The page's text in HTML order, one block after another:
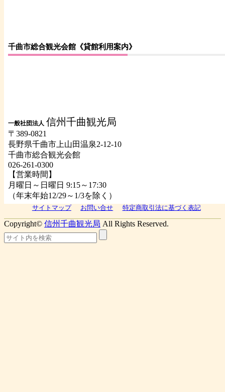
千曲市総合観光会館《貸館利用案内》
一般社団法人 信州千曲観光局
〒389-0821
長野県千曲市上山田温泉2-12-10
千曲市総合観光会館
026-261-0300
【営業時間】
月曜日～日曜日 9:15～17:30
（年末年始12/29～1/3を除く）
サイトマップ お問い合せ 特定商取引法に基づく表記
Copyright© 信州千曲観光局 All Rights Reserved.